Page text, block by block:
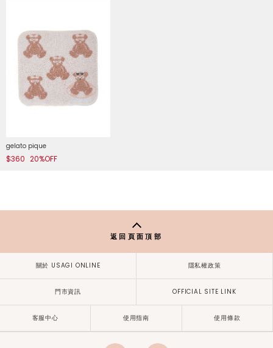
gelato pique
$360 20%OFF
返回頁面頂部
關於 USAGI ONLINE 隱私權政策
門市資訊 OFFICIAL SITE LINK
客服中心 使用指南 使用條款